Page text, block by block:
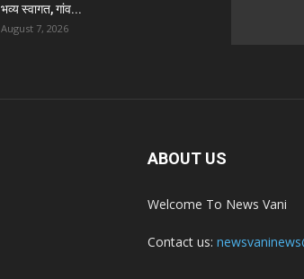
भव्य स्वागत, गांव...
August 7, 2026
ABOUT US
Welcome To News Vani
Contact us: